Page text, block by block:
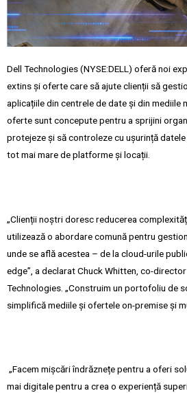
Dell Technologies (NYSE:DELL) oferă noi
extins și oferte care să ajute clienții să
aplicațiile din centrele de date și din mediile
oferte sunt concepute pentru a sprijini
protejeze și să controleze cu ușurință
tot mai mare de platforme și locații.
„Clienții noștri doresc reducerea
utilizează o abordare comună pentru
unde se află acestea – de la cloud-urile
edge”, a declarat Chuck Whitten, co-
Technologies. „Construim un portofoliu de
simplifică mediile și ofertele on-premise și
„Facem mișcări îndrăznețe pentru a oferi
mai digitale pentru a crea o experiență